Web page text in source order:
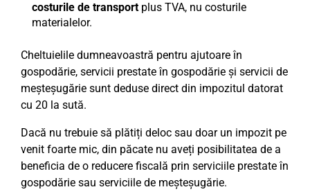
costurile de transportplus TVA, nu costurile
materialelor.
Cheltuielile dumneavoastră pentru ajutoare în
gospodărie, servicii prestate în gospodărie și servicii de
meșteșugărie sunt deduse direct din impozitul datorat
cu 20 la sută.
Dacă nu trebuie să plătiți deloc sau doar un impozit pe
venit foarte mic, din păcate nu aveți posibilitatea de a
beneficia de o reducere fiscală prin serviciile prestate în
gospodărie sau serviciile de meșteșugărie.